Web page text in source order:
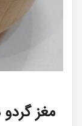
مغز گردو